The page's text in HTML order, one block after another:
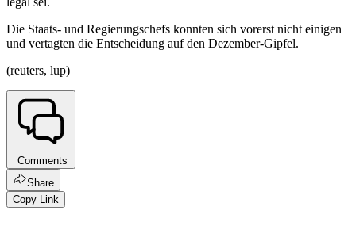
Die Staats- und Regierungschefs konnten sich vorerst nicht einigen
und vertagten die Entscheidung auf den Dezember-Gipfel.
(reuters, lup)
Comments
Share
Copy Link